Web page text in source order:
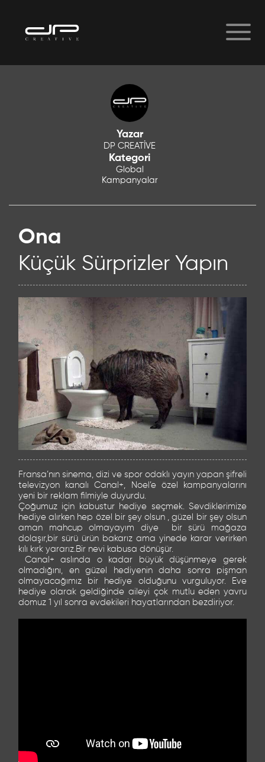
Yazar
DP CREATİVE
Kategori
Global
Kampanyalar
Ona
Küçük Sürprizler Yapın
Fransa’nın sinema, dizi ve spor odaklı yayın yapan şifreli
televizyon kanalı Canal+, Noel’e özel kampanyalarını
yeni bir reklam filmiyle duyurdu.
Çoğumuz için kabustur hediye seçmek. Sevdiklerimize
hediye alırken hep özel bir şey olsun , güzel bir şey olsun
aman mahcup olmayayım diye bir sürü mağaza
dolaşır,bir sürü ürün bakarız ama yinede karar verirken
kılı kırk yararız.Bir nevi kabusa dönüşür.
Canal+ aslında o kadar büyük düşünmeye gerek
olmadığını, en güzel hediyenin daha sonra pişman
olmayacağımız bir hediye olduğunu vurguluyor. Eve
hediye olarak geldiğinde aileyi çok mutlu eden yavru
domuz 1 yıl sonra evdekileri hayatlarından bezdiriyor.